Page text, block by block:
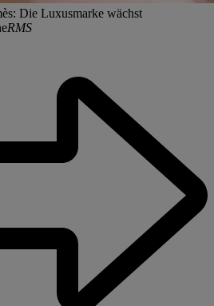
Die Luxusmarke wächst
RMS